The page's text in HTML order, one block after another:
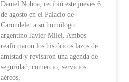
Daniel Noboa, recibió este jueves 6
de agosto en el Palacio de
Carondelet a su homólogo
argentino Javier Milei. Ambos
reafirmaron los históricos lazos de
amistad y revisaron una agenda de
seguridad, comercio, servicios
aéreos,